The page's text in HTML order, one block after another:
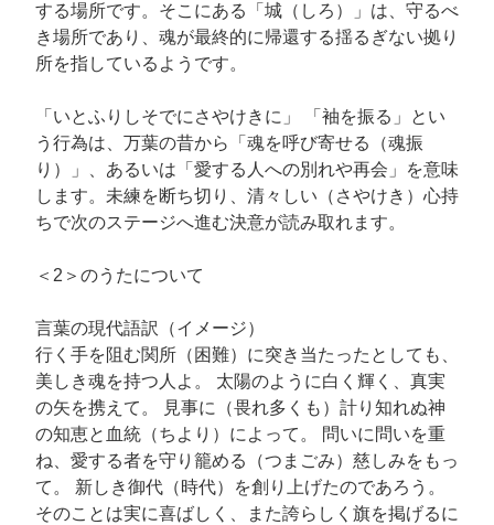
する場所です。そこにある「城（しろ）」は、守るべ
き場所であり、魂が最終的に帰還する揺るぎない拠り
所を指しているようです。
「いとふりしそでにさやけきに」 「袖を振る」とい
う行為は、万葉の昔から「魂を呼び寄せる（魂振
り）」、あるいは「愛する人への別れや再会」を意味
します。未練を断ち切り、清々しい（さやけき）心持
ちで次のステージへ進む決意が読み取れます。
＜2＞のうたについて
言葉の現代語訳（イメージ）
行く手を阻む関所（困難）に突き当たったとしても、
美しき魂を持つ人よ。 太陽のように白く輝く、真実
の矢を携えて。 見事に（畏れ多くも）計り知れぬ神
の知恵と血統（ちより）によって。 問いに問いを重
ね、愛する者を守り籠める（つまごみ）慈しみをもっ
て。 新しき御代（時代）を創り上げたのであろう。
そのことは実に喜ばしく、また誇らしく旗を掲げるに